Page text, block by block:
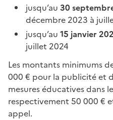
jusqu’au30
décembre 2023 à
jusqu’au15 janvier
juillet 2024
Les montants minimums
000 € pour la publicité et
mesures éducatives dans
respectivement 50 000 €
appel.